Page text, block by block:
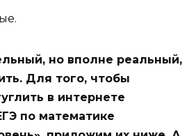
но вполне реальный,
Для того, чтобы
в интернете
по математике